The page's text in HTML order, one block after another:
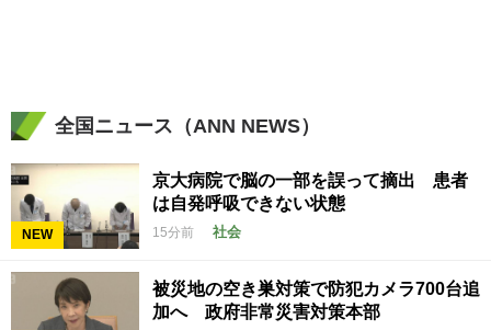
全国ニュース（ANN NEWS）
NEW
京大病院で脳の一部を誤って摘出 患者
は自発呼吸できない状態
15分前 社会
被災地の空き巣対策で防犯カメラ700台追
加へ 政府非常災害対策本部